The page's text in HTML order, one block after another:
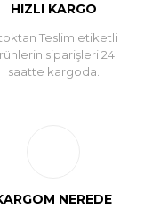
HIZLI KARGO
Teslim etiketli
siparişleri 24
saatte kargoda.
NEREDE